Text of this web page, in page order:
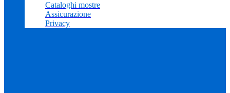
Cataloghi mostre
Assicurazione
Privacy